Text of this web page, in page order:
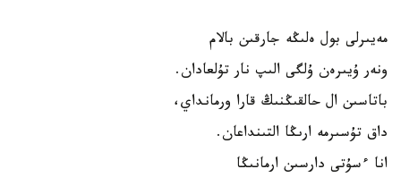
مەيىرلى بول ەلىڭە جارقىن بالام
ونەر ۇيىرەن ۇلگى الىپ نار تۇلعادان.
باتاسىن ال حالقىڭنىڭ قارا ورمانداي،
داق تۇسىرمە ارىڭا التىنداعان.
انا ءسۇتى دارسىن ارمانىڭا